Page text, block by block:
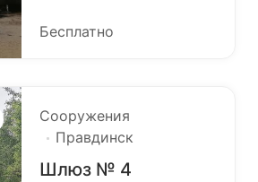
Бесплатно
Сооружения
Правдинск
Шлюз № 4